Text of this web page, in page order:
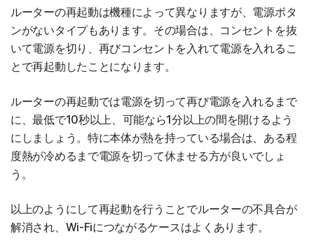
ルーターの再起動は機種によって異なりますが、電源ボタ
ンがないタイプもあります。その場合は、コンセントを抜
いて電源を切り、再びコンセントを入れて電源を入れるこ
とで再起動したことになります。
ルーターの再起動では電源を切って再び電源を入れるまで
に、最低で10秒以上、可能なら1分以上の間を開けるよう
にしましょう。特に本体が熱を持っている場合は、ある程
度熱が冷めるまで電源を切って休ませる方が良いでしょ
う。
以上のようにして再起動を行うことでルーターの不具合が
解消され、Wi-Fiにつながるケースはよくあります。